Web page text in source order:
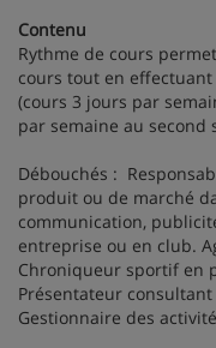
Contenu
Rythme de cours
cours tout en
(cours 3 jours par
par semaine au second
Débouchés :
produit ou de marché
communication,
entreprise ou en club.
Chroniqueur sportif en
Présentateur
Gestionnaire des